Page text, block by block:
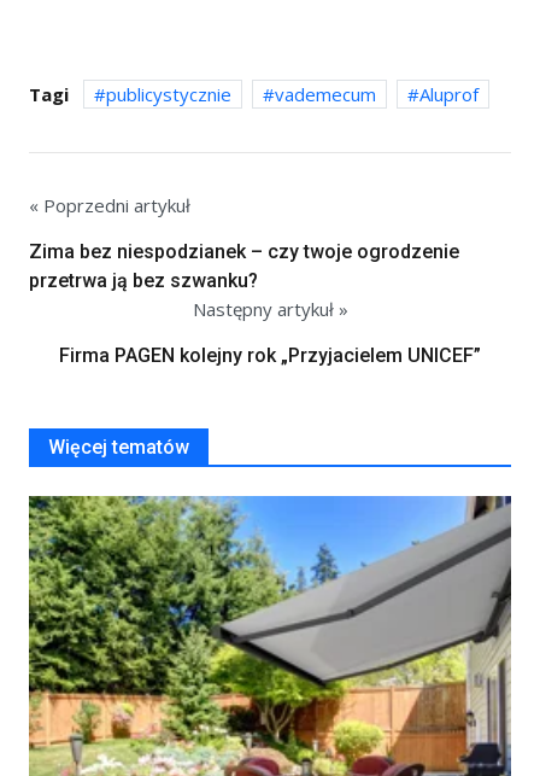
Tagi publicystycznie vademecum Aluprof
« Poprzedni artykuł
Zima bez niespodzianek – czy twoje ogrodzenie
przetrwa ją bez szwanku?
Następny artykuł »
Firma PAGEN kolejny rok „Przyjacielem UNICEF”
Więcej tematów